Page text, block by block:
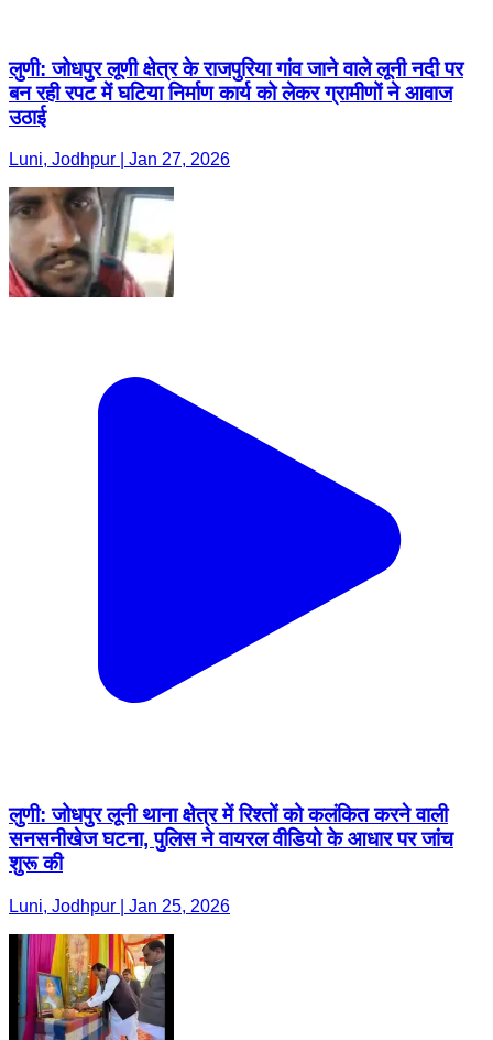
लुणी: जोधपुर लूणी क्षेत्र के राजपुरिया गांव जाने वाले लूनी नदी पर
बन रही रपट में घटिया निर्माण कार्य को लेकर ग्रामीणों ने आवाज
उठाई
Luni, Jodhpur | Jan 27, 2026
लुणी: जोधपुर लूनी थाना क्षेत्र में रिश्तों को कलंकित करने वाली
सनसनीखेज घटना, पुलिस ने वायरल वीडियो के आधार पर जांच
शुरू की
Luni, Jodhpur | Jan 25, 2026